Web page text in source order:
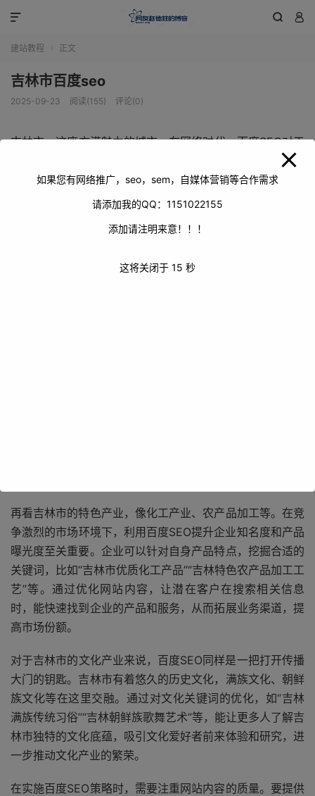
 

建站教程 正文
吉林市百度seo
2025-09-23 阅读(155) 评论(0)
吉林市，这座充满魅力的城市，在网络时代，百度SEO对于
其发展意义重大。它如同城市的数字名片，能让吉林市丰富
的旅游资源、特色产业等被更广泛知晓。
再看吉林市的特色产业，像化工产业、农产品加工等。在竞
争激烈的市场环境下，利用百度SEO提升企业知名度和产品
曝光度至关重要。企业可以针对自身产品特点，挖掘合适的
关键词，比如“吉林市优质化工产品”“吉林特色农产品加工工
艺”等。通过优化网站内容，让潜在客户在搜索相关信息
时，能快速找到企业的产品和服务，从而拓展业务渠道，提
高市场份额。
对于吉林市的文化产业来说，百度SEO同样是一把打开传播
大门的钥匙。吉林市有着悠久的历史文化，满族文化、朝鲜
族文化等在这里交融。通过对文化关键词的优化，如“吉林
满族传统习俗”“吉林朝鲜族歌舞艺术”等，能让更多人了解吉
林市独特的文化底蕴，吸引文化爱好者前来体验和研究，进
一步推动文化产业的繁荣。
在实施百度SEO策略时，需要注重网站内容的质量。要提供
如果您有网络推广，seo，sem，自媒体营销等合作需求
请添加我的QQ：1151022155
添加请注明来意！！！
这将关闭于 14 秒